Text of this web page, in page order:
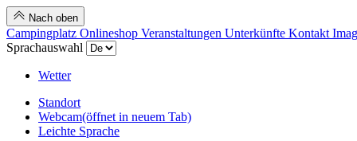
Nach oben
Campingplatz Onlineshop Veranstaltungen Unterkünfte Kontakt
Sprachauswahl
Wetter
Standort
Webcam(öffnet in neuem Tab)
Leichte Sprache